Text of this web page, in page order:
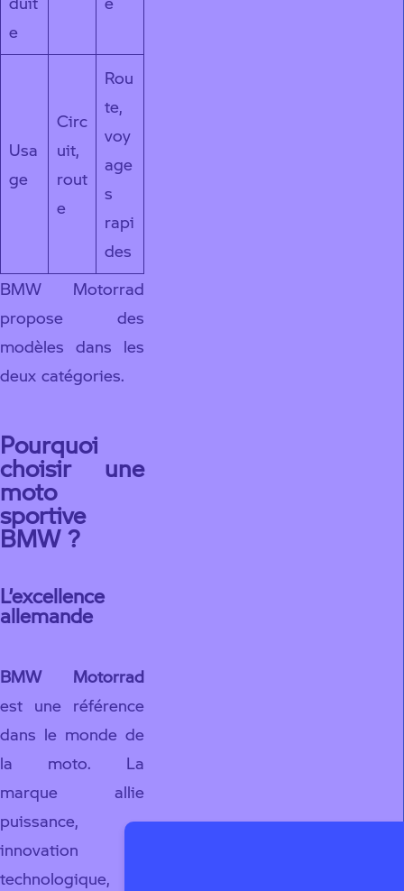
e
Usa
ge
Circ
uit,
rout
e
Rou
te,
voy
age
s
rapi
des
BMW Motorrad
propose des
modèles dans les
deux catégories.
Pourquoi
choisir une
moto
sportive
BMW ?
L’excellence
allemande
BMW Motorrad
est une référence
dans le monde de
la moto. La
marque allie
puissance,
innovation
technologique,